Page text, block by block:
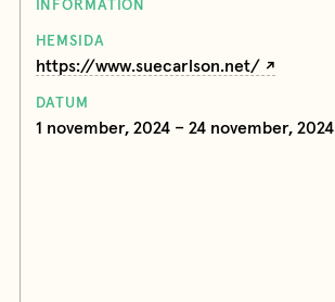
INFORMATION
HEMSIDA
https://www.suecarlson.net/
DATUM
1 november, 2024 – 24 november, 2024